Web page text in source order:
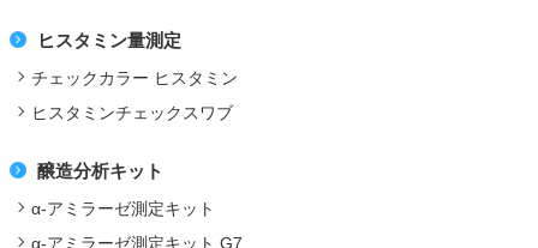
ヒスタミン量測定
チェックカラー ヒスタミン
ヒスタミンチェックスワブ
醸造分析キット
α-アミラーゼ測定キット
α-アミラーゼ測定キット G7